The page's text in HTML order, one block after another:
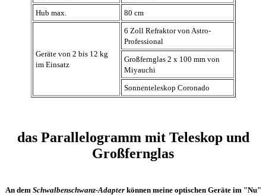
Hub max.
80 cm
Geräte von 2 bis 12 kg
im Einsatz
6 Zoll Refraktor von Astro-
Professional
Großfernglas 2 x 100 mm von
Miyauchi
Sonnenteleskop Coronado
das Parallelogramm mit Teleskop und
Großfernglas
An dem Schwalbenschwanz-Adapterkönnen meine optischen Geräte im "Nu"